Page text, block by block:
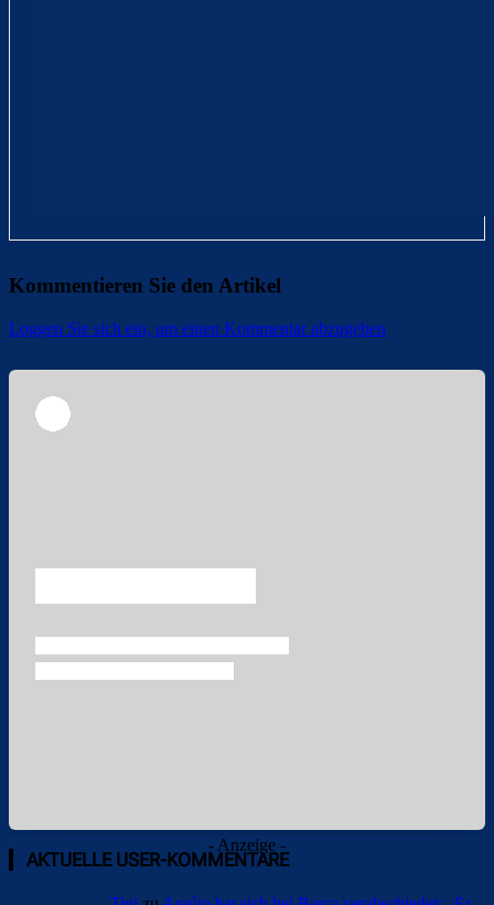
Kommentieren Sie den Artikel
Loggen Sie sich ein, um einen Kommentar abzugeben
- Anzeige -
AKTUELLE USER-KOMMENTARE